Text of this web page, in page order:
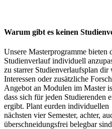
Warum gibt es keinen
Unsere Masterprogramme
Studienverlauf individuell
zu starrer Studienverlaufsplan
Interessen oder zusätzliche
Angebot an Modulen im Master
dass sich für jeden Studierenden
ergibt. Plant eurden
nächsten vier Semester, achter,
überschneidungsfrei belegbar